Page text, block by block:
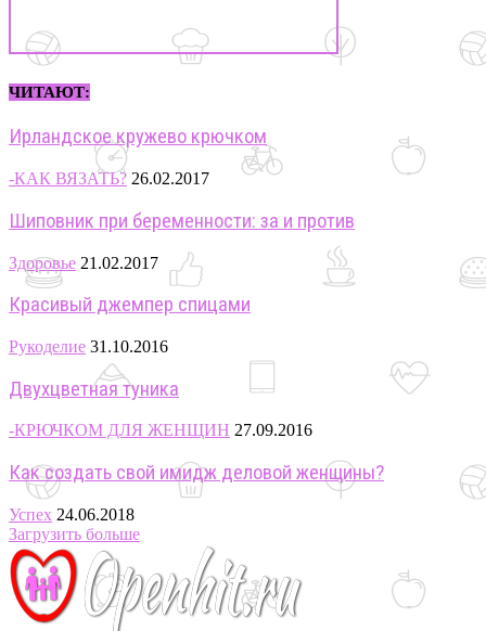
ЧИТАЮТ:
Ирландское кружево крючком
-КАК ВЯЗАТЬ? 26.02.2017
Шиповник при беременности: за и против
Здоровье 21.02.2017
Красивый джемпер спицами
Рукоделие 31.10.2016
Двухцветная туника
-КРЮЧКОМ ДЛЯ ЖЕНЩИН 27.09.2016
Как создать свой имидж деловой женщины?
Успех 24.06.2018
Загрузить больше